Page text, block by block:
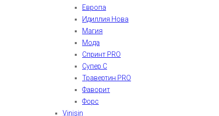
Европа
Идиллия Нова
Магия
Мода
Спринт PRO
Супер С
Травертин PRO
Фаворит
Форс
Vinisin